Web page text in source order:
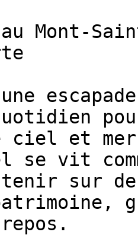
au Mont-
ciel et
se vit
sur